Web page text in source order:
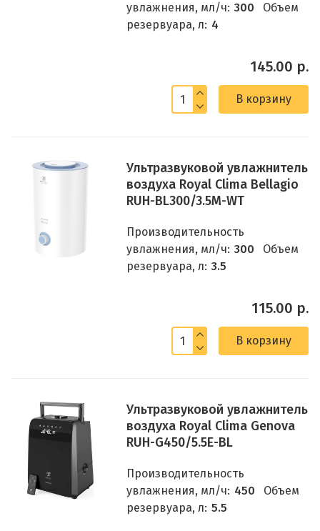
увлажнения, мл/ч: 300
Объем
резервуара, л: 4
145.00 р.
В корзину
Ультразвуковой увлажнитель
воздуха Royal Clima Bellagio
RUH-BL300/3.5M-WT
Производительность
увлажнения, мл/ч: 300
Объем
резервуара, л: 3.5
115.00 р.
В корзину
Ультразвуковой увлажнитель
воздуха Royal Clima Genova
RUH-G450/5.5E-BL
Производительность
увлажнения, мл/ч: 450
Объем
резервуара, л: 5.5